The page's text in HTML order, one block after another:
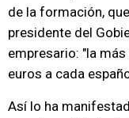
de la formación,
presidente del
empresario: "la
euros a cada
Así lo ha